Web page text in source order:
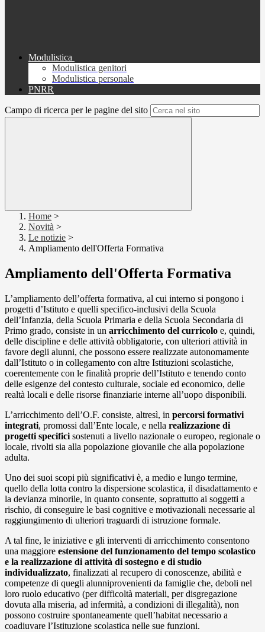
Modulistica
Modulistica genitori
Modulistica personale
PNRR
Campo di ricerca per le pagine del sito
Home >
Novità >
Le notizie >
Ampliamento dell'Offerta Formativa
Ampliamento dell'Offerta Formativa
L’ampliamento dell’offerta formativa, al cui interno si pongono i
progetti d’Istituto e quelli specifico-inclusivi della Scuola
dell’Infanzia, della Scuola Primaria e della Scuola Secondaria di
Primo grado, consiste in un arricchimento del curricolo e, quindi,
delle discipline e delle attività obbligatorie, con ulteriori attività in
favore degli alunni, che possono essere realizzate autonomamente
dall’Istituto o in collegamento con altre Istituzioni scolastiche,
coerentemente con le finalità proprie dell’Istituto e tenendo conto
delle esigenze del contesto culturale, sociale ed economico, delle
realtà locali e delle risorse finanziarie interne all’uopo disponibili.
L’arricchimento dell’O.F. consiste, altresì, in percorsi formativi
integrati, promossi dall’Ente locale, e nella realizzazione di
progetti specifici sostenuti a livello nazionale o europeo, regionale o
locale, rivolti sia alla popolazione giovanile che alla popolazione
adulta.
Uno dei suoi scopi più significativi è, a medio e lungo termine,
quello della lotta contro la dispersione scolastica, il disadattamento e
la devianza minorile, in quanto consente, soprattutto ai soggetti a
rischio, di conseguire le basi cognitive e motivazionali necessarie al
raggiungimento di ulteriori traguardi di istruzione formale.
A tal fine, le iniziative e gli interventi di arricchimento consentono
una maggiore estensione del funzionamento del tempo scolastico
e la realizzazione di attività di sostegno e di studio
individualizzato, finalizzati al recupero di conoscenze, abilità e
competenze di quegli alunniprovenienti da famiglie che, deboli nel
loro ruolo educativo (per difficoltà materiali, per disgregazione
dovuta alla miseria, ad infermità, a condizioni di illegalità), non
possono costruire spontaneamente quell’habitat necessario a
coadiuvare l’Istituzione scolastica nelle sue funzioni.